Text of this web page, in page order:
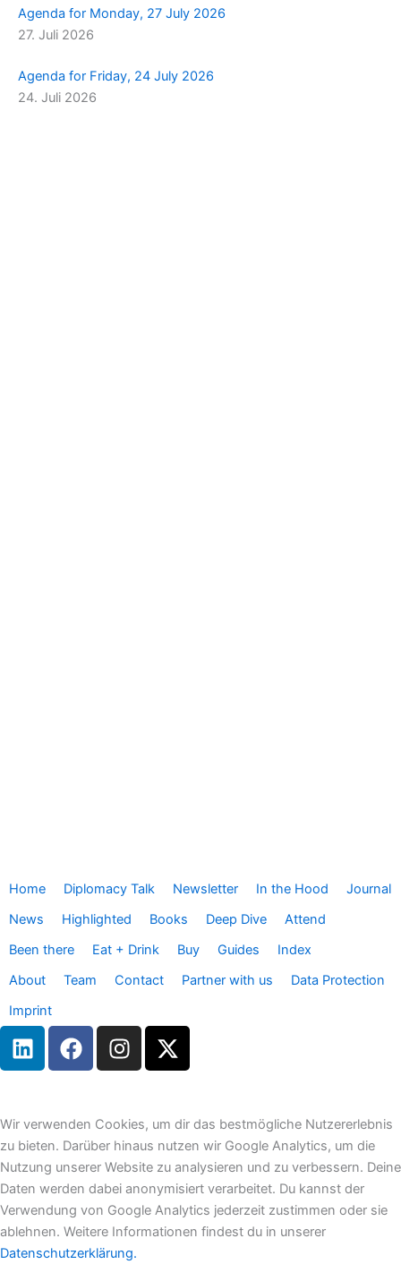
Agenda for Monday, 27 July 2026
27. Juli 2026
Agenda for Friday, 24 July 2026
24. Juli 2026
Home Diplomacy Talk Newsletter In the Hood
Journal
News
Highlighted Books Deep Dive
Attend
Been there
Eat + Drink Buy Guides
Index
About
Team Contact Partner with us
Data Protection
Imprint
L
i
e
d
i
n
F
a
b
o
o
k
I
n
a
g
r
a
m
X
-
i
t
t
e
r
Wir verwenden Cookies, um dir das bestmögliche Nutzererlebnis
zu bieten. Darüber hinaus nutzen wir Google Analytics, um die
Nutzung unserer Website zu analysieren und zu verbessern. Deine
Daten werden dabei anonymisiert verarbeitet. Du kannst der
Verwendung von Google Analytics jederzeit zustimmen oder sie
ablehnen. Weitere Informationen findest du in unserer
Datenschutzerklärung.